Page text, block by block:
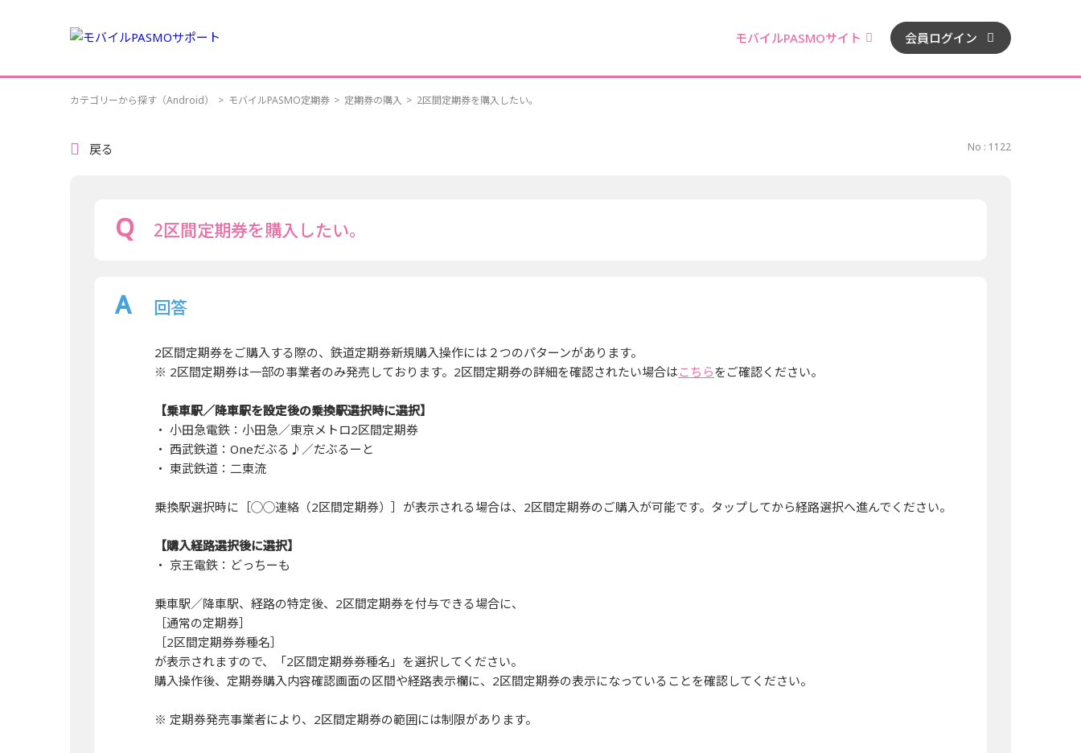
モバイルPASMOサイト 会員ログイン
カテゴリーから探す（Android） > モバイルPASMO定期券 > 定期券の購入 > 2区間定期券を購入したい。
戻る No : 1122
2区間定期券を購入したい。
回答
2区間定期券をご購入する際の、鉄道定期券新規購入操作には２つのパターンがあります。
※ 2区間定期券は一部の事業者のみ発売しております。2区間定期券の詳細を確認されたい場合は こちらをご確認ください。
【乗車駅／降車駅を設定後の乗換駅選択時に選択】
・ 小田急電鉄：小田急／東京メトロ2区間定期券
・ 西武鉄道：Oneだぶる♪／だぶるーと
・ 東武鉄道：二東流
乗換駅選択時に［◯◯連絡（2区間定期券）］が表示される場合は、2区間定期券のご購入が可能です。タップしてから経路選択へ進んでください。
【購入経路選択後に選択】
・ 京王電鉄：どっちーも
乗車駅／降車駅、経路の特定後、2区間定期券を付与できる場合に、
［通常の定期券］
［2区間定期券券種名］
が表示されますので、「2区間定期券券種名」を選択してください。
購入操作後、定期券購入内容確認画面の区間や経路表示欄に、2区間定期券の表示になっていることを確認してください。
※ 定期券発売事業者により、2区間定期券の範囲には制限があります。